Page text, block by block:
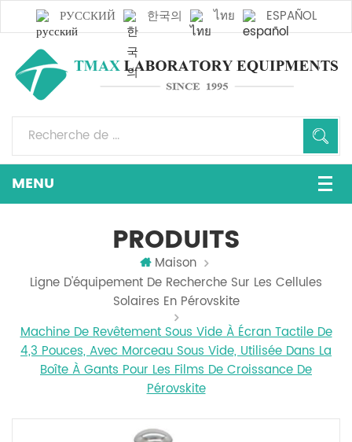
РУССКИЙ 한국의 ไทย ESPAÑOL
PRODUITS
Maison
Ligne D'équipement De Recherche Sur Les Cellules
Solaires En Pérovskite
Machine De Revêtement Sous Vide À Écran Tactile De
4,3 Pouces, Avec Morceau Sous Vide, Utilisée Dans La
Boîte À Gants Pour Les Films De Croissance De
Pérovskite